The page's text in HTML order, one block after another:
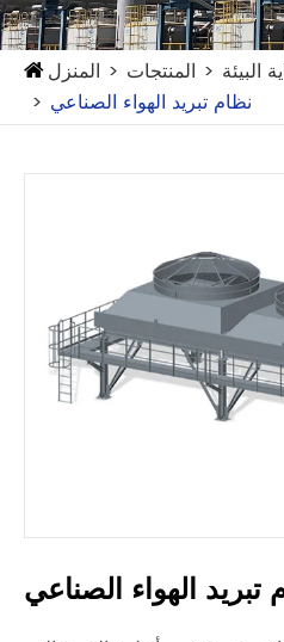
المنزل المنتجات
البيئة
نظام تبريد الهواء الصناعي
تبريد الهواء الصناعي